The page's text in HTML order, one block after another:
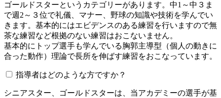
ゴールドスターというカテゴリーがあります。中1～中３ま
で週2～３位で礼儀、マナー、野球の知識や技術を学んでい
きます。基本的にはエビデンスのある練習を行いますので無
茶な練習など根拠のない練習はおこないません。
基本的にトップ選手も学んでいる胸郭主導型（個人の動きに
合った動作）理論で長所を伸ばす練習をおこなっています。
指導者はどのような方ですか？
シニアスター、ゴールドスターは、当アカデミーの選手が基